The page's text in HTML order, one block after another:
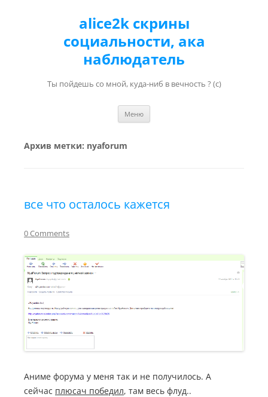
alice2k скрины
социальности, ака
наблюдатель
Ты пойдешь со мной, куда-ниб в вечность ? (с)
Меню
Архив метки: nyaforum
все что осталось кажется
0 Comments
Аниме форума у меня так и не получилось. А
сейчас плюсач победил, там весь флуд..